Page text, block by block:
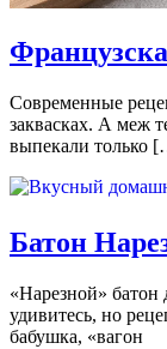
Современные
заквасках. А меж
выпекали только
Батон
«Нарезной»
удивитесь, но
бабушка, «вагон